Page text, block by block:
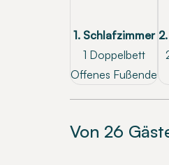
1. Schlafzimmer
1 Doppelbett
Offenes Fußende
Von 26